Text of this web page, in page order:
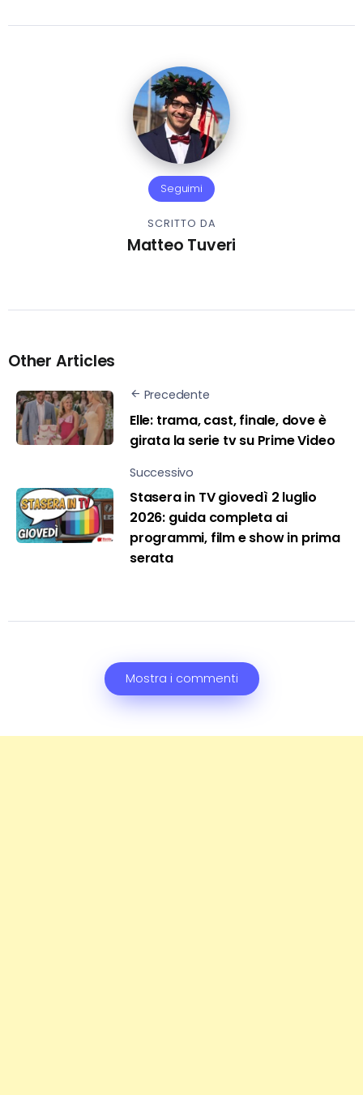
Seguimi
SCRITTO DA
Matteo Tuveri
Other Articles
Precedente
Elle: trama, cast, finale, dove è
girata la serie tv su Prime Video
Successivo
Stasera in TV giovedì 2 luglio
2026: guida completa ai
programmi, film e show in prima
serata
Mostra i commenti